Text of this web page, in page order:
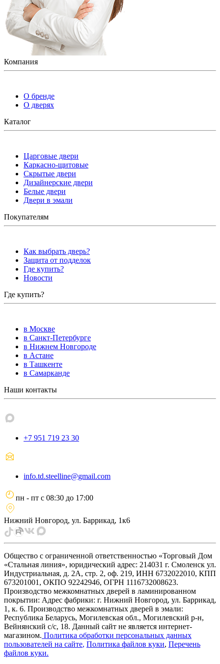
Компания
О бренде
О дверях
Каталог
Царговые двери
Каркасно-щитовые
Скрытые двери
Дизайнерские двери
Белые двери
Двери в эмали
Покупателям
Как выбрать дверь?
Защита от подделок
Где купить?
Новости
Где купить?
в Москве
в Санкт-Петербурге
в Нижнем Новгороде
в Астане
в Ташкенте
в Самарканде
Наши контакты
+7 951 719 23 30
info.td.steelline@gmail.com
пн - пт с 08:30 до 17:00
Нижний Новгород, ул. Баррикад, 1к6
Общество с ограниченной ответственностью «Торговый Дом
«Стальная линия», юридический адрес: 214031 г. Смоленск ул.
Индустриальная, д. 2А, стр. 2, оф. 219, ИНН 6732022010, КПП
673201001, ОКПО 92242946, ОГРН 1116732008623.
Производство межкомнатных дверей в ламинированном
покрытии: Адрес фабрики: г. Нижний Новгород, ул. Баррикад,
1, к. 6. Производство межкомнатных дверей в эмали:
Республика Беларусь, Могилевская обл., Могилевский р-н,
Вейнянский с/с, 18. Данный сайт не является интернет-
магазином. Политика обработки персональных данных
пользователей на сайте, Политика файлов куки, Перечень
файлов куки.